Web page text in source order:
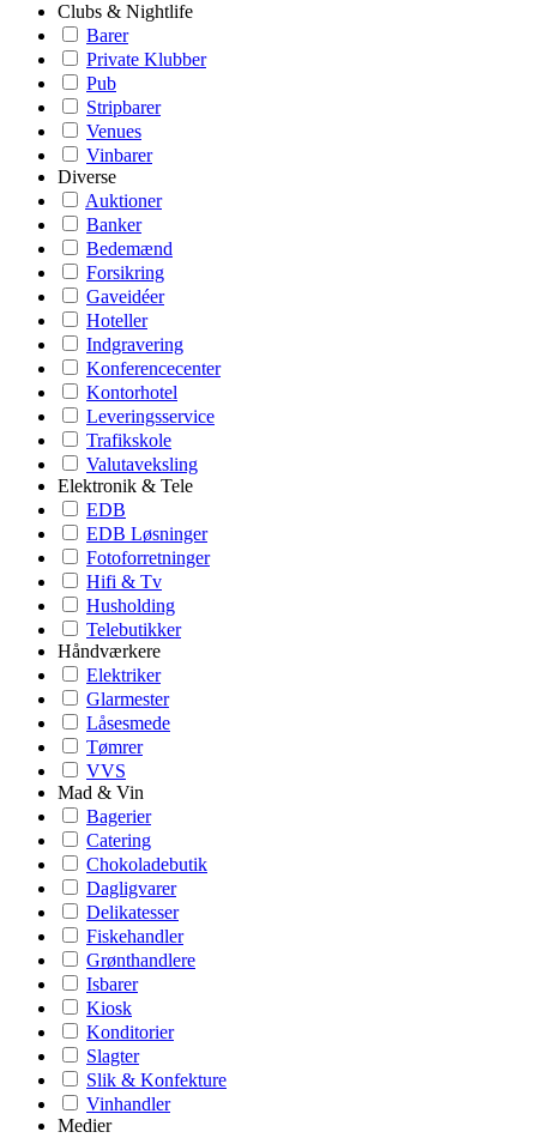
Clubs & Nightlife
Barer
Private Klubber
Pub
Stripbarer
Venues
Vinbarer
Diverse
Auktioner
Banker
Bedemænd
Forsikring
Gaveidéer
Hoteller
Indgravering
Konferencecenter
Kontorhotel
Leveringsservice
Trafikskole
Valutaveksling
Elektronik & Tele
EDB
EDB Løsninger
Fotoforretninger
Hifi & Tv
Husholding
Telebutikker
Håndværkere
Elektriker
Glarmester
Låsesmede
Tømrer
VVS
Mad & Vin
Bagerier
Catering
Chokoladebutik
Dagligvarer
Delikatesser
Fiskehandler
Grønthandlere
Isbarer
Kiosk
Konditorier
Slagter
Slik & Konfekture
Vinhandler
Medier